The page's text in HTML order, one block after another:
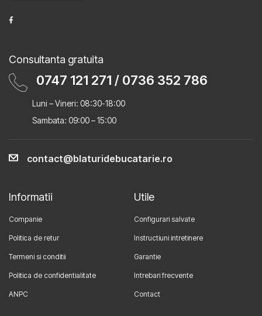
Consultanta gratuita
0747 121 271 / 0736 352 786
Luni – Vineri: 08:30-18:00
Sambata: 09:00 – 15:00
contact@blaturidebucatarie.ro
Informatii
Companie
Politica de retur
Termeni si conditii
Politica de confidentialitate
ANPC
Utile
Configurari salvate
Instructiuni intretinere
Garantie
Intrebari frecvente
Contact